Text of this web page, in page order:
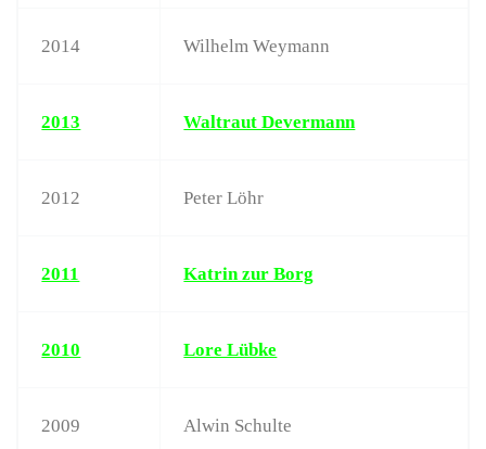
2014 Wilhelm Weymann
2013 Waltraut Devermann
2012 Peter Löhr
2011 Katrin zur Borg
2010 Lore Lübke
2009 Alwin Schulte